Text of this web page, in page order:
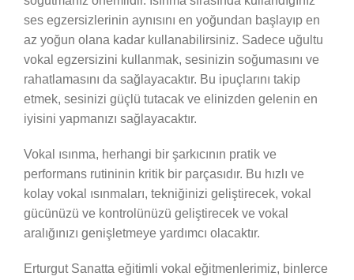
ses egzersizlerinin aynısını en yoğundan başlayıp en
az yoğun olana kadar kullanabilirsiniz. Sadece uğultu
vokal egzersizini kullanmak, sesinizin soğumasını ve
rahatlamasını da sağlayacaktır. Bu ipuçlarını takip
etmek, sesinizi güçlü tutacak ve elinizden gelenin en
iyisini yapmanızı sağlayacaktır.
Vokal ısınma, herhangi bir şarkıcının pratik ve
performans rutininin kritik bir parçasıdır. Bu hızlı ve
kolay vokal ısınmaları, tekniğinizi geliştirecek, vokal
gücünüzü ve kontrolünüzü geliştirecek ve vokal
aralığınızı genişletmeye yardımcı olacaktır.
Erturgut Sanatta eğitimli vokal eğitmenlerimiz, binlerce